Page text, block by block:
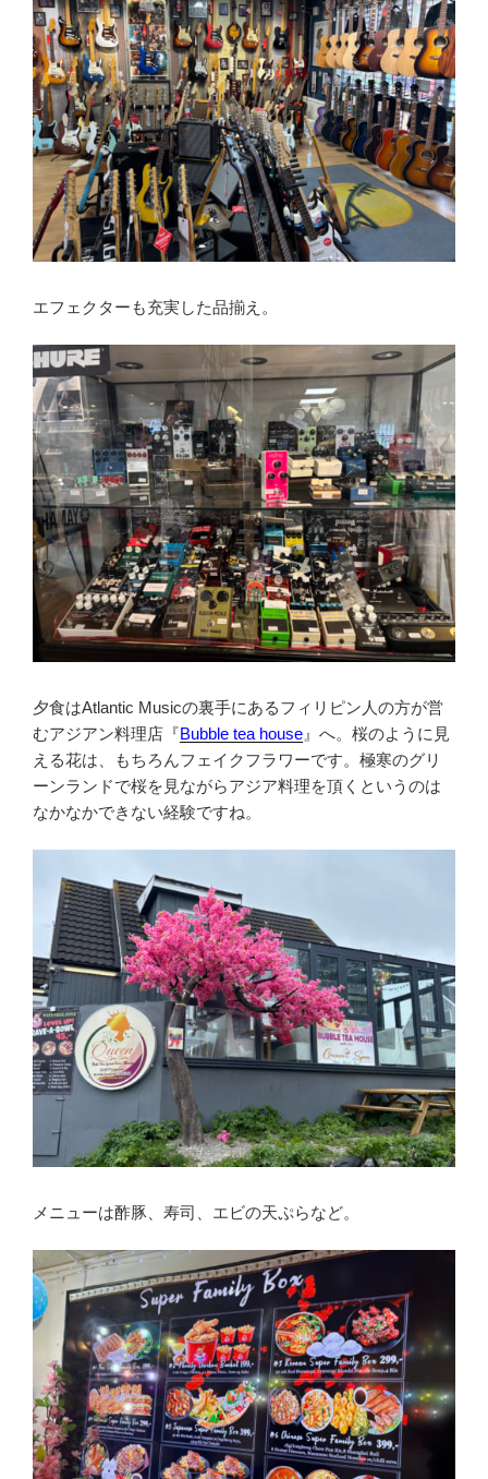
エフェクターも充実した品揃え。
夕食はAtlantic Musicの裏手にあるフィリピン人の方が営
むアジアン料理店『Bubble tea house 』へ。桜のように見
える花は、もちろんフェイクフラワーです。極寒のグリ
ーンランドで桜を見ながらアジア料理を頂くというのは
なかなかできない経験ですね。
メニューは酢豚、寿司、エビの天ぷらなど。